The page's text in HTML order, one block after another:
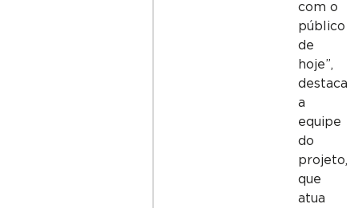
com o
público
de
hoje”,
destaca
a
equipe
do
projeto,
que
atua